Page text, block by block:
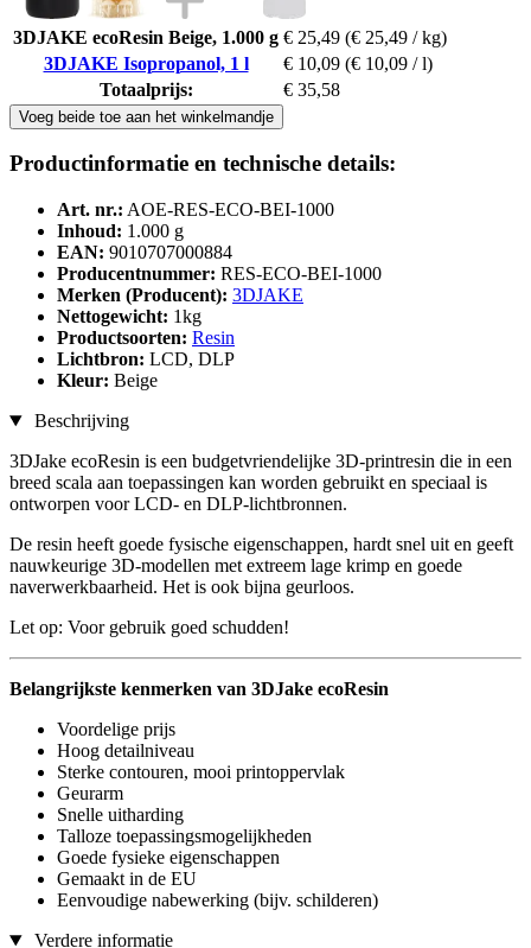
3DJAKE ecoResin Beige, 1.000 g € 25,49 (€ 25,49 / kg)
3DJAKE Isopropanol, 1 l
€ 10,09 (€ 10,09 / l)
Totaalprijs:
€ 35,58
Voeg beide toe aan het winkelmandje
Productinformatie en technische details:
Art. nr.: AOE-RES-ECO-BEI-1000
Inhoud: 1.000 g
EAN: 9010707000884
Producentnummer: RES-ECO-BEI-1000
Merken (Producent): 3DJAKE
Nettogewicht: 1kg
Productsoorten: Resin
Lichtbron: LCD, DLP
Kleur: Beige
Beschrijving
3DJake ecoResin is een budgetvriendelijke 3D-printresin die in een
breed scala aan toepassingen kan worden gebruikt en speciaal is
ontworpen voor LCD- en DLP-lichtbronnen.
De resin heeft goede fysische eigenschappen, hardt snel uit en geeft
nauwkeurige 3D-modellen met extreem lage krimp en goede
naverwerkbaarheid. Het is ook bijna geurloos.
Let op: Voor gebruik goed schudden!
Belangrijkste kenmerken van 3DJake ecoResin
Voordelige prijs
Hoog detailniveau
Sterke contouren, mooi printoppervlak
Geurarm
Snelle uitharding
Talloze toepassingsmogelijkheden
Goede fysieke eigenschappen
Gemaakt in de EU
Eenvoudige nabewerking (bijv. schilderen)
Verdere informatie